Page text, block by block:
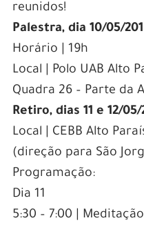
reunidos!
Palestra, dia 10/05/
Horário | 19h
Local | Polo UAB Alto
Quadra 26 – Parte da
Retiro, dias 11 e 12/05/
Local | CEBB Alto
(direção para São
Programação:
Dia 11
5:30 – 7:00 |